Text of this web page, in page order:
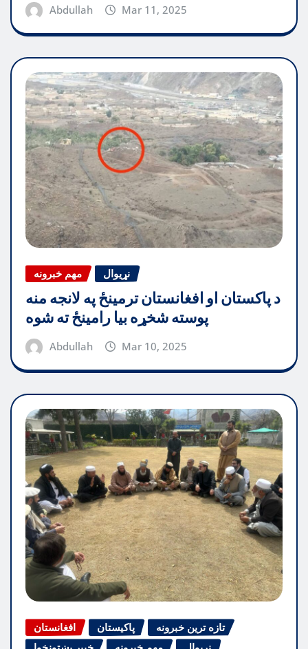
Abdullah Mar 11, 2025
مهم خبرونه نړیوال
د پاکستان او افغانستان ترمینځ په لانجه منه
پوسته شخړه بیا رامینځ ته شوه
Abdullah Mar 10, 2025
افغانستان پاکیستان
تازه ترین خبرونه